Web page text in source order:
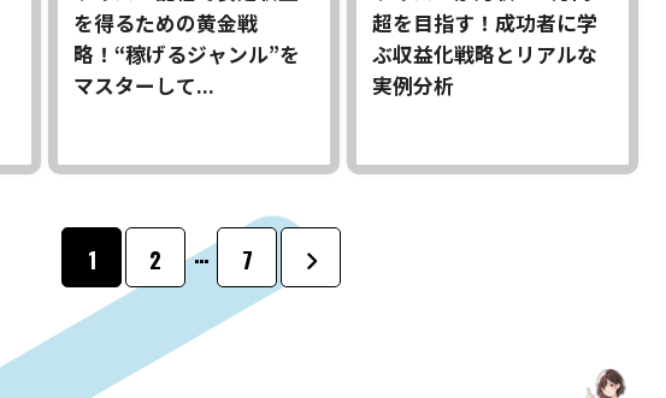
を得るための黄金戦
略！“稼げるジャンル”を
マスターして...
超を目指す！成功者に学
ぶ収益化戦略とリアルな
実例分析
1 2 … 7